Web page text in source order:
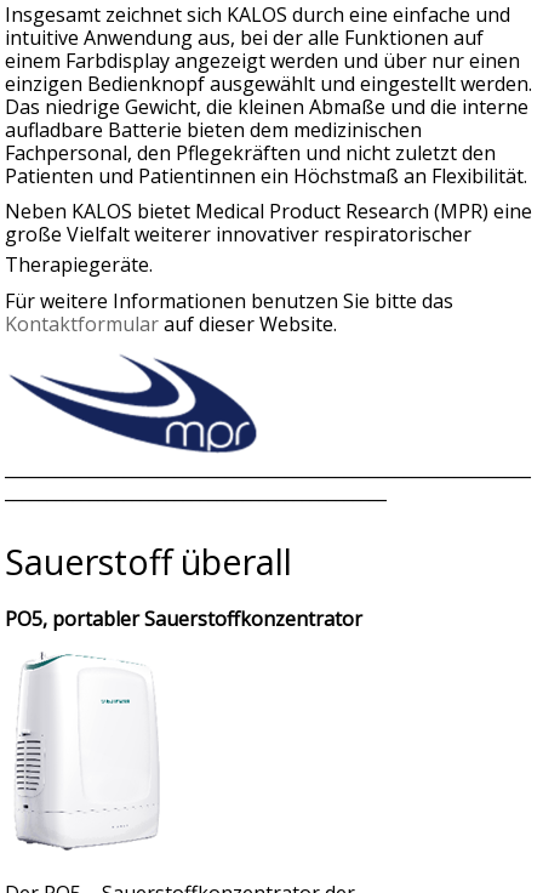
Insgesamt zeichnet sich KALOS durch eine einfache und
intuitive Anwendung aus, bei der alle Funktionen auf
einem Farbdisplay angezeigt werden und über nur einen
einzigen Bedienknopf ausgewählt und eingestellt werden.
Das niedrige Gewicht, die kleinen Abmaße und die interne
aufladbare Batterie bieten dem medizinischen
Fachpersonal, den Pflegekräften und nicht zuletzt den
Patienten und Patientinnen ein Höchstmaß an Flexibilität.
Neben KALOS bietet Medical Product Research (MPR) eine
große Vielfalt weiterer innovativer respiratorischer
Therapiegeräte.
Für weitere Informationen benutzen Sie bitte das
Kontaktformularauf dieser Website.
Sauerstoff überall
PO5, portabler Sauerstoffkonzentrator